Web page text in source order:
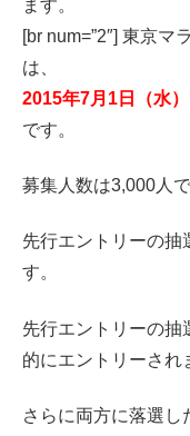
ます。
[br num=”2″] 東京マ
は、
2015年7月1日（水
です。
募集人数は3,000人で
先行エントリーの抽
す。
先行エントリーの抽
的にエントリーされ
さらに両方に落選し